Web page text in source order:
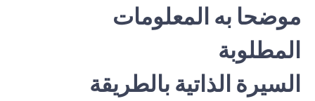
موضحا به المعلومات
المطلوبة
السيرة الذاتية بالطريقة